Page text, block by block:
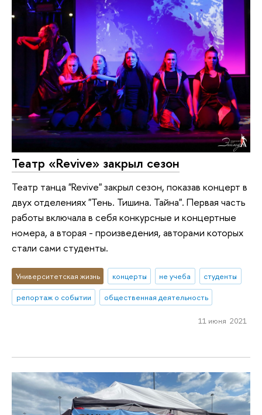
Театр «Revive» закрыл сезон
Театр танца "Revive" закрыл сезон, показав концерт в
двух отделениях "Тень. Тишина. Тайна". Первая часть
работы включала в себя конкурсные и концертные
номера, а вторая - произведения, авторами которых
стали сами студенты.
Университетская жизнь концерты не учеба
студенты
репортаж о событии
общественная деятельность
11 июня 2021